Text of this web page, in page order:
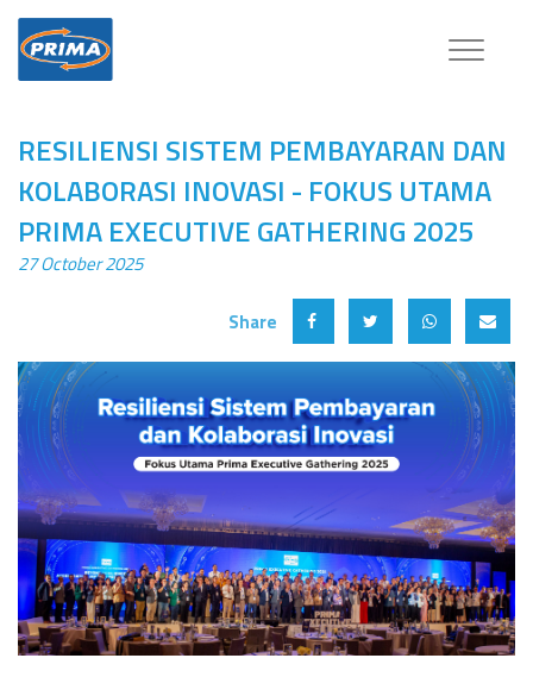
Toggle
RESILIENSI SISTEM PEMBAYARAN DAN
KOLABORASI INOVASI - FOKUS UTAMA
PRIMA EXECUTIVE GATHERING 2025
27 October 2025
Share